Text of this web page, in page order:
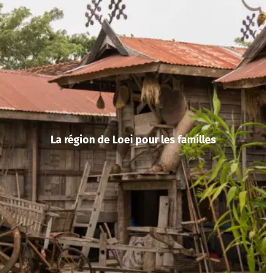
La région de Loei pour les familles